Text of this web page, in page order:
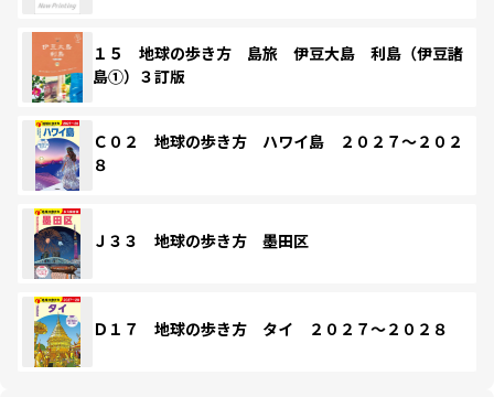
１５ 地球の歩き方 島旅 伊豆大島 利島（伊豆諸
島①）３訂版
Ｃ０２ 地球の歩き方 ハワイ島 ２０２７～２０２
８
Ｊ３３ 地球の歩き方 墨田区
Ｄ１７ 地球の歩き方 タイ ２０２７～２０２８